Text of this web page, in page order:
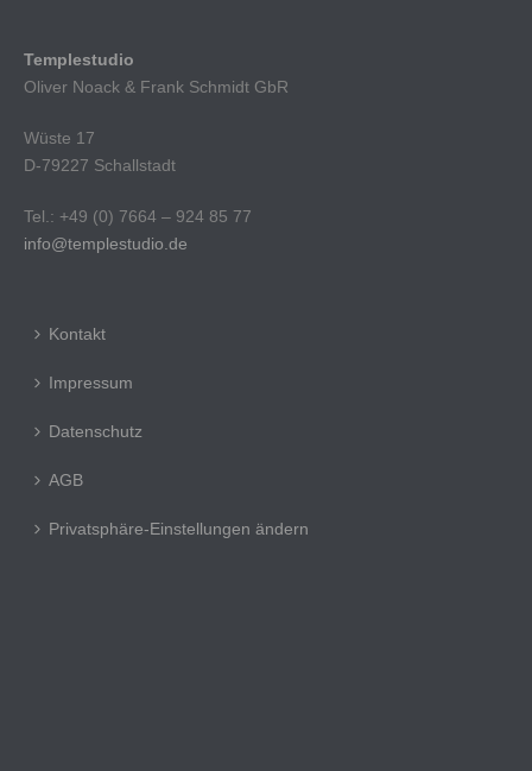
Templestudio
Oliver Noack & Frank Schmidt GbR
Wüste 17
D-79227 Schallstadt
Tel.: +49 (0) 7664 – 924 85 77
info@templestudio.de
Kontakt
Impressum
Datenschutz
AGB
Privatsphäre-Einstellungen ändern